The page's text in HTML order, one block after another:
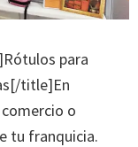
para
title]En
o
tu franquicia.